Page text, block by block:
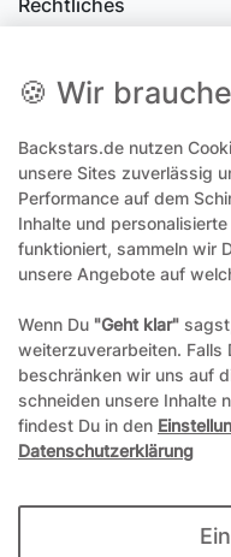
Wir antworten Ihnen
es evtl. zu Verzögerungen
07306 306239¹
Freitags am besten zwischen
¹Telefonieren zum üblichen
aus dem Mobilfunknetz
*Alle Preise inkl. gesetzl.
🍪 Wir
Backstars.de nutzen
unsere Sites zuverlässig
Performance auf dem
Inhalte und
funktioniert, sammeln wir
unsere Angebote auf
Wenn Du "Geht klar"
weiterzuverarbeiten. Falls
beschränken wir uns auf
schneiden unsere Inhalte
findest Du in den
Datenschutzerklärung